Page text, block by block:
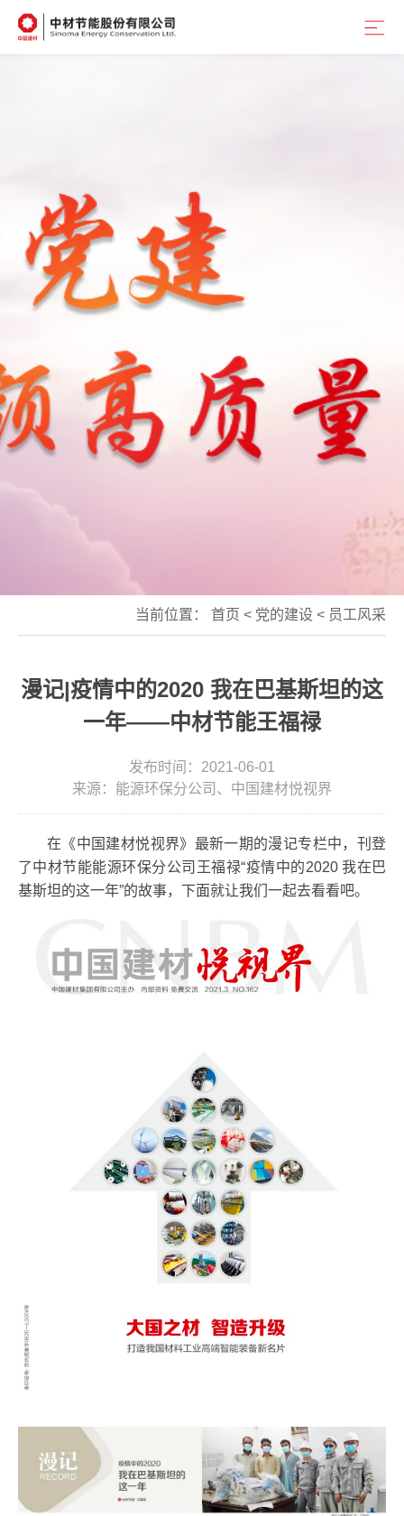
当前位置： 首页 < 党的建设 < 员工风采
漫记|疫情中的2020 我在巴基斯坦的这
一年——中材节能王福禄
发布时间：2021-06-01
来源：能源环保分公司、中国建材悦视界
在《中国建材悦视界》最新一期的漫记专栏中，刊登
了中材节能能源环保分公司王福禄“疫情中的2020 我在巴
基斯坦的这一年”的故事，下面就让我们一起去看看吧。